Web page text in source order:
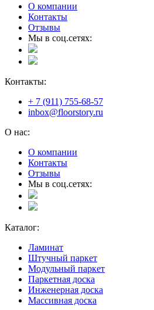
О компании
Контакты
Отзывы
Мы в соц.сетях:
Контакты:
+ 7 (911) 755-68-57
inbox@floorstory.ru
О нас:
О компании
Контакты
Отзывы
Мы в соц.сетях:
Каталог:
Ламинат
Штучный паркет
Модульный паркет
Паркетная доска
Инженерная доска
Массивная доска